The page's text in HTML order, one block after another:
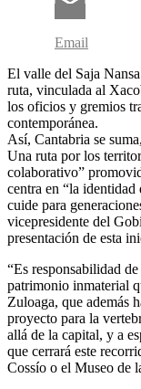
Email
El valle del Saja
ruta, vinculada al
los oficios y gremios
contemporánea.
Así, Cantabria se
Una ruta por los
colaborativo”
centra en “la identidad
cuide para
vicepresidente del
presentación de esta
“Es responsabilidad
patrimonio inmaterial
Zuloaga, que además
proyecto para la
allá de la capital, y a
que cerrará este
Cossío o el Museo de